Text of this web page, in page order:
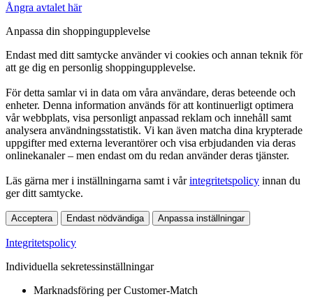
Ångra avtalet här
Anpassa din shoppingupplevelse
Endast med ditt samtycke använder vi cookies och annan teknik för
att ge dig en personlig shoppingupplevelse.
För detta samlar vi in data om våra användare, deras beteende och
enheter. Denna information används för att kontinuerligt optimera
vår webbplats, visa personligt anpassad reklam och innehåll samt
analysera användningsstatistik. Vi kan även matcha dina krypterade
uppgifter med externa leverantörer och visa erbjudanden via deras
onlinekanaler – men endast om du redan använder deras tjänster.
Läs gärna mer i inställningarna samt i vårintegritetspolicy innan du
ger ditt samtycke.
Acceptera Endast nödvändiga Anpassa inställningar
Integritetspolicy
Individuella sekretessinställningar
Marknadsföring per Customer-Match